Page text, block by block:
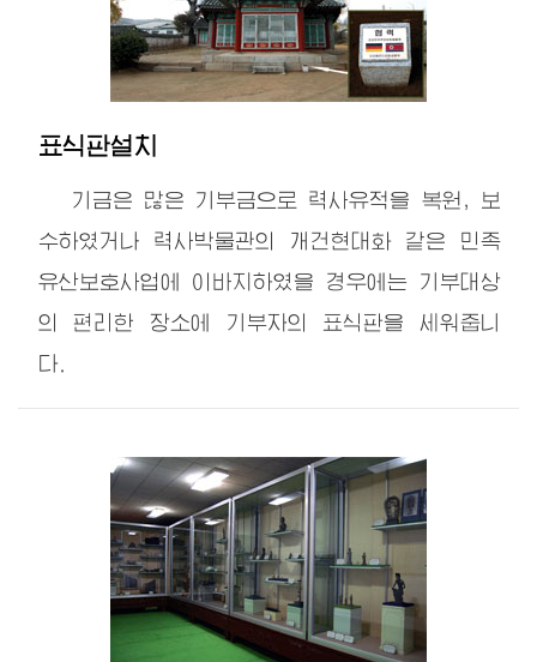
표식판설치
기금은 많은 기부금으로 력사유적을 복원, 보
수하였거나 력사박물관의 개건현대화 같은 민족
유산보호사업에 이바지하였을 경우에는 기부대상
의 편리한 장소에 기부자의 표식판을 세워줍니
다.